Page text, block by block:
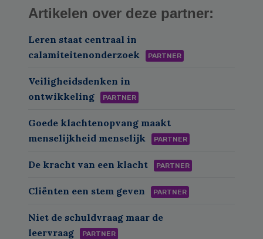
Artikelen over deze partner:
Leren staat centraal in
calamiteitenonderzoek
PARTNER
Veiligheidsdenken in
ontwikkeling
PARTNER
Goede klachtenopvang maakt
menselijkheid menselijk
PARTNER
De kracht van een klacht PARTNER
Cliënten een stem geven PARTNER
Niet de schuldvraag maar de
leervraag
PARTNER